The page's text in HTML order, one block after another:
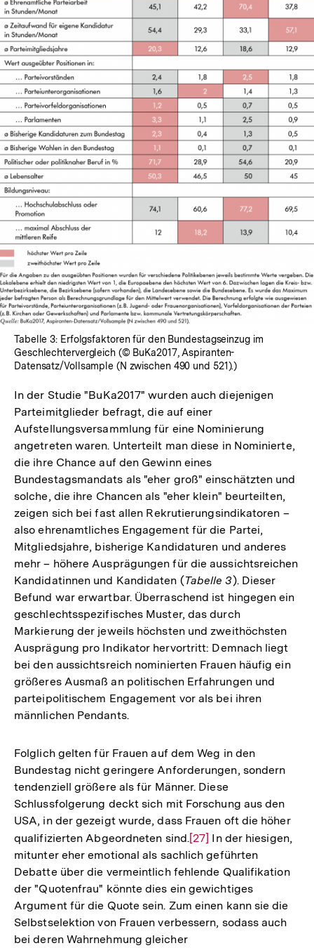
In
Lightbox
öffnen
Tabelle 3: Erfolgsfaktoren für den Bundestagseinzug im
Geschlechtervergleich (© BuKa2017, Aspiranten-
Datensatz/Vollsample (N zwischen 490 und 521).)
In der Studie "BuKa2017" wurden auch diejenigen
Parteimitglieder befragt, die auf einer
Aufstellungsversammlung für eine Nominierung
angetreten waren. Unterteilt man diese in Nominierte,
die ihre Chance auf den Gewinn eines
Bundestagsmandats als "eher groß" einschätzten und
solche, die ihre Chancen als "eher klein" beurteilten,
zeigen sich bei fast allen Rekrutierungsindikatoren –
also ehrenamtliches Engagement für die Partei,
Mitgliedsjahre, bisherige Kandidaturen und anderes
mehr – höhere Ausprägungen für die aussichtsreichen
Kandidatinnen und Kandidaten (Tabelle 3). Dieser
Befund war erwartbar. Überraschend ist hingegen ein
geschlechtsspezifisches Muster, das durch
Markierung der jeweils höchsten und zweithöchsten
Ausprägung pro Indikator hervortritt: Demnach liegt
bei den aussichtsreich nominierten Frauen häufig ein
größeres Ausmaß an politischen Erfahrungen und
parteipolitischem Engagement vor als bei ihren
männlichen Pendants.
Folglich gelten für Frauen auf dem Weg in den
Bundestag nicht geringere Anforderungen, sondern
tendenziell größere als für Männer. Diese
Schlussfolgerung deckt sich mit Forschung aus den
USA, in der gezeigt wurde, dass Frauen oft die höher
qualifizierten Abgeordneten sind.Zur
Auflösung
der
Fußnote
[27] In der hiesigen,
mitunter eher emotional als sachlich geführten
Debatte über die vermeintlich fehlende Qualifikation
der "Quotenfrau" könnte dies ein gewichtiges
Argument für die Quote sein. Zum einen kann sie die
Selbstselektion von Frauen verbessern, sodass auch
bei deren Wahrnehmung gleicher